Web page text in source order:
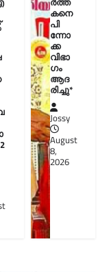
കനെ
പി
ന്നോ
ക്ക
വിഭാ
ഗം
ആദ
രിച്ചു*
Jossy
August
8,
2026